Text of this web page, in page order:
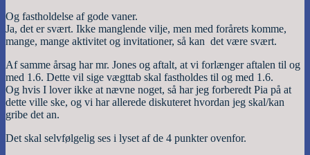
Og fastholdelse af gode vaner.
Ja, det er svært. Ikke manglende vilje, men med forårets komme,
mange, mange aktivitet og invitationer, så kan det være svært.
Af samme årsag har mr. Jones og aftalt, at vi forlænger aftalen til og
med 1.6. Dette vil sige vægttab skal fastholdes til og med 1.6.
Og hvis I lover ikke at nævne noget, så har jeg forberedt Pia på at
dette ville ske, og vi har allerede diskuteret hvordan jeg skal/kan
gribe det an.
Det skal selvfølgelig ses i lyset af de 4 punkter ovenfor.